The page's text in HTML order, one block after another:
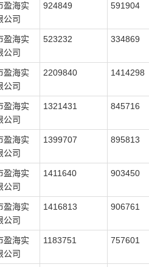
盈海实
公司
924849 591904
盈海实
公司
523232 334869
盈海实
公司
2209840 1414298
盈海实
公司
1321431 845716
盈海实
公司
1399707 895813
盈海实
公司
1411640 903450
盈海实
公司
1416813 906761
盈海实
公司
1183751 757601